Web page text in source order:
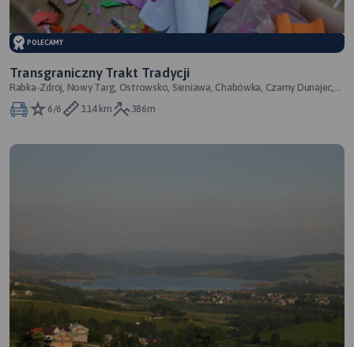
POLECAMY
Transgraniczny Trakt Tradycji
Rabka-Zdrój, Nowy Targ, Ostrowsko, Sieniawa, Chabówka, Czarny Dunajec,
Ciche, Szczawnica, Jurgów, Bu
6/6
114 km 386m